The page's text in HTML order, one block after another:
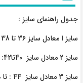
جدول راهنمای سایز :
سایز 1 معادل سایز 36 تا 38 :تا دور سینه تا 96 و گودی کمر تا 88
سایز 2 معادل سایز 40تا42: تا دور سینه 100 و گودی کمر تا 92
سایز 3 معادل سایز 44 : تا دور سینه 104 و گودی کمر تا 96